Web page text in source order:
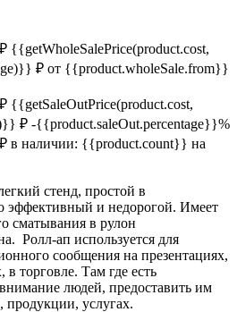
{{getWholeSalePrice(product.cost,
₽ от {{product.wholeSale.from}}
{{getSaleOutPrice(product.cost,
₽ -{{product.saleOut.percentage}}%
в наличии: {{product.count}} на
стенд, простой в
эффективный и недорогой. Имеет
сматывания в рулон
Ролл-ап используется для
сообщения на презентациях,
торговле. Там где есть
людей, предоставить им
услугах.